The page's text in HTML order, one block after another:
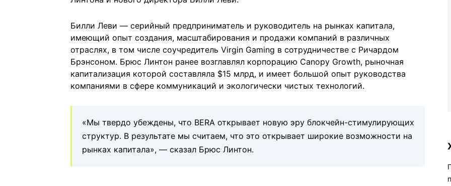
Билли Леви — серийный предприниматель и руководитель на рынках капитала,
имеющий опыт создания, масштабирования и продажи компаний в различных
отраслях, в том числе соучредитель Virgin Gaming в сотрудничестве с Ричардом
Брэнсоном. Брюс Линтон ранее возглавлял корпорацию Canopy Growth, рыночная
капитализация которой составляла $15 млрд, и имеет большой опыт руководства
компаниями в сфере коммуникаций и экологически чистых технологий.
«Мы твердо убеждены, что BERA открывает новую эру блокчейн-стимулирующих
структур. В результате мы считаем, что это открывает широкие возможности на
рынках капитала», — сказал Брюс Линтон.